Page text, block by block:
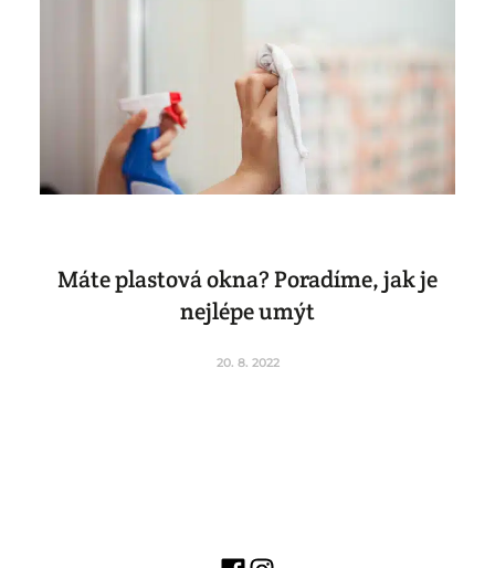
Máte plastová okna? Poradíme, jak je
nejlépe umýt
20. 8. 2022